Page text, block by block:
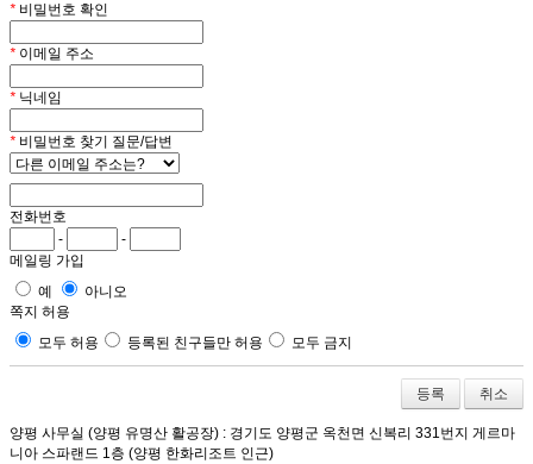
* 비밀번호 확인
* 이메일 주소
* 닉네임
* 비밀번호 찾기 질문/답변
전화번호
-
-
메일링 가입
예
아니오
쪽지 허용
모두 허용
등록된 친구들만 허용 모두 금지
취소
양평 사무실 (양평 유명산 활공장) : 경기도 양평군 옥천면 신복리 331번지 게르마
니아 스파랜드 1층 (양평 한화리조트 인근)